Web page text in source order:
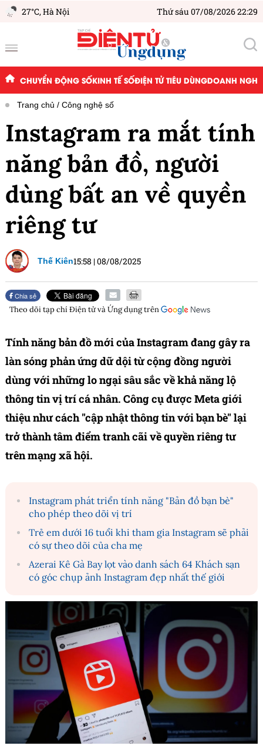
27°C,Hà Nội Thứ sáu 07/08/2026 22:29
CHUYỂN ĐỘNG SỐKINH TẾ SỐĐIỆN TỬ TIÊU DÙNGDOANH
Trang chủ Công nghệ số
Instagram ra mắt tính
năng bản đồ, người
dùng bất an về quyền
riêng tư
Thế Kiên15:58 |08/08/2025
Chia sẻ
Theo dõi tạp chíĐiện tử và Ứng dụngtrên
Tính năng bản đồ mới của Instagram đang gây ra
làn sóng phản ứng dữ dội từ cộng đồng người
dùng với những lo ngại sâu sắc về khả năng lộ
thông tin vị trí cá nhân. Công cụ được Meta giới
thiệu như cách "cập nhật thông tin với bạn bè" lại
trở thành tâm điểm tranh cãi về quyền riêng tư
trên mạng xã hội.
Instagram phát triển tính năng "Bản đồ bạn bè"
cho phép theo dõi vị trí
Trẻ em dưới 16 tuổi khi tham gia Instagram sẽ phải
có sự theo dõi của cha mẹ
Azerai Kê Gà Bay lọt vào danh sách 64 Khách sạn
có góc chụp ảnh Instagram đẹp nhất thế giới